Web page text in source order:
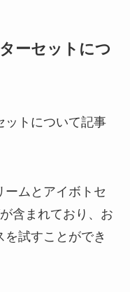
ーセットにつ
ットについて記事
ームとアイボトセ
含まれており、お
試すことができ